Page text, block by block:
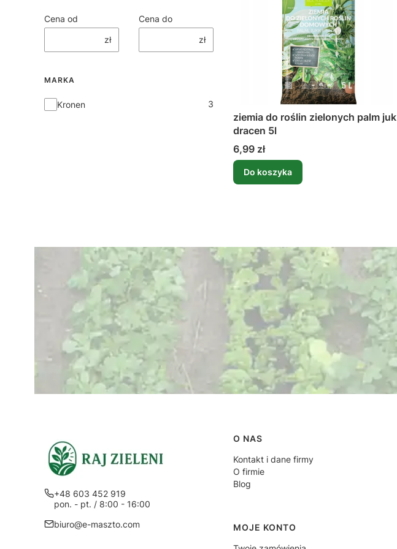
Cena od
zł
Cena do
zł
MARKA
MarkaKronen 3
ziemia do roślin zielonych palm juk
dracen 5l
Cena
6,99 zł
Do koszyka
+48 603 452 919
pon. - pt. / 8:00 - 16:00
biuro@e-maszto.com
Linki w stopce
O NAS
Kontakt i dane firmy
O firmie
Blog
MOJE KONTO